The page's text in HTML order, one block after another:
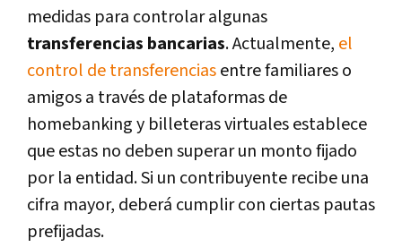
medidas para controlar algunas
transferencias bancarias. Actualmente, el
control de transferenciasentre familiares o
amigos a través de plataformas de
homebanking y billeteras virtuales establece
que estas no deben superar un monto fijado
por la entidad. Si un contribuyente recibe una
cifra mayor, deberá cumplir con ciertas pautas
prefijadas.